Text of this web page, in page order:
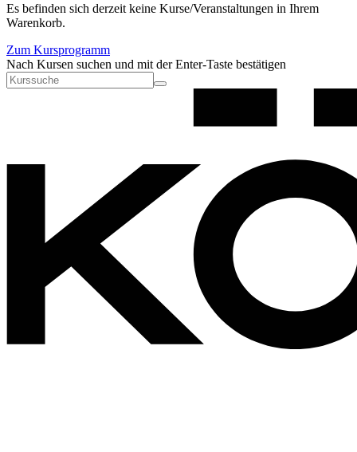
Es befinden sich derzeit keine Kurse/Veranstaltungen in Ihrem
Warenkorb.
Zum Kursprogramm
Nach Kursen suchen und mit der Enter-Taste bestätigen